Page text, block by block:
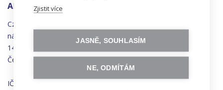
ADRESA
Czechitas, z.ú.
náměstí
Synků 1748/17
140 00 Praha 4 - Nusle
Česká republika
IČO 22834958 | DIČ CZ22834958
Zjistit více
JASNĚ, SOUHLASÍM
NE, ODMÍTÁM